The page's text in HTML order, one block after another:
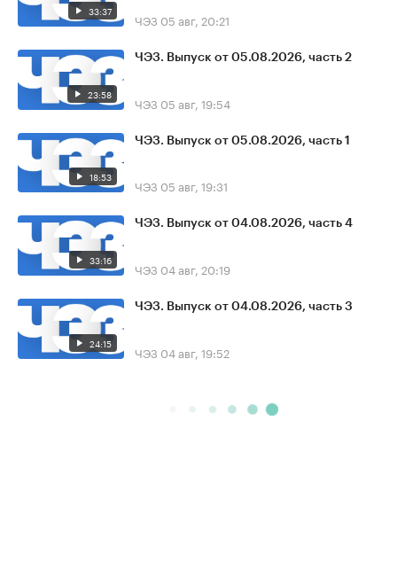
33:37 ЧЭЗ 05 авг, 20:21
23:58
ЧЭЗ. Выпуск от 05.08.2026, часть 2
ЧЭЗ 05 авг, 19:54
18:53
ЧЭЗ. Выпуск от 05.08.2026, часть 1
ЧЭЗ 05 авг, 19:31
33:16
ЧЭЗ. Выпуск от 04.08.2026, часть 4
ЧЭЗ 04 авг, 20:19
24:15
ЧЭЗ. Выпуск от 04.08.2026, часть 3
ЧЭЗ 04 авг, 19:52